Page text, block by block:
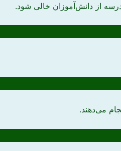
از دانش‌آموزان خالی شود.
‌می‌دهند.